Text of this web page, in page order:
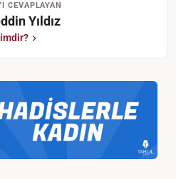
CEVAPLAYAN
Yıldız